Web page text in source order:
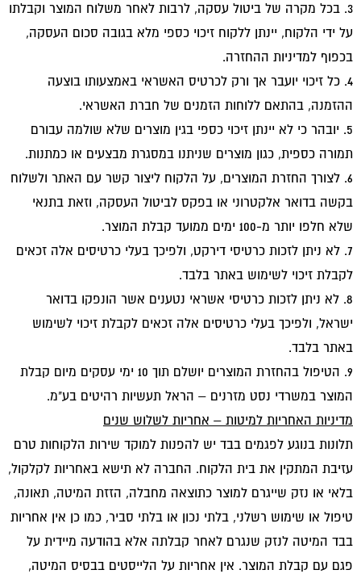
3. בכל מקרה של ביטול עסקה, לרבות לאחר משלוח המוצר וקבלתו
על ידי הלקוח, יינתן ללקוח זיכוי כספי מלא בגובה סכום העסקה,
בכפוף למדיניות ההחזרה.
4. כל זיכוי יועבר אך ורק לכרטיס האשראי באמצעותו בוצעה
ההזמנה, בהתאם ללוחות הזמנים של חברת האשראי.
5. יובהר כי לא יינתן זיכוי כספי בגין מוצרים שלא שולמה עבורם
תמורה כספית, כגון מוצרים שניתנו במסגרת מבצעים או כמתנות.
6. לצורך החזרת המוצרים, על הלקוח ליצור קשר עם האתר ולשלוח
בקשה בדואר אלקטרוני או בפקס לביטול העסקה, וזאת בתנאי
שלא חלפו יותר מ-100 ימים ממועד קבלת המוצר.
7. לא ניתן לזכות כרטיסי דירקט, ולפיכך בעלי כרטיסים אלה זכאים
לקבלת זיכוי לשימוש באתר בלבד.
8. לא ניתן לזכות כרטיסי אשראי נטענים אשר הונפקו בדואר
ישראל, ולפיכך בעלי כרטיסים אלה זכאים לקבלת זיכוי לשימוש
באתר בלבד.
9. הטיפול בהחזרת המוצרים יושלם תוך 10 ימי עסקים מיום קבלת
המוצר במשרדי נסט מזרנים – הראל תעשיות רהיטים בע"מ.
מדיניות האחריות למיטות – אחריות לשלוש שנים
תלונות בנוגע לפגמים בבד יש להפנות למוקד שירות הלקוחות טרם
עזיבת המתקין את בית הלקוח. החברה לא תישא באחריות לקלקול,
בלאי או נזק שייגרם למוצר כתוצאה מחבלה, הזזת המיטה, תאונה,
טיפול או שימוש רשלני, בלתי נכון או בלתי סביר, כמו כן אין אחריות
בבד המיטה לנזק שנגרם לאחר קבלתה אלא בהודעה מיידית על
פגם עם קבלת המוצר. אין אחריות על הלייסטים בבסיס המיטה,